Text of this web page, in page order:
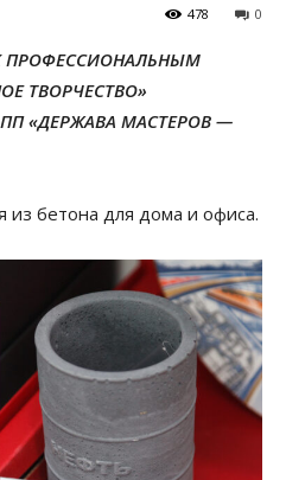
0
478
ПРОФЕССИОНАЛЬНЫМ
ТВОРЧЕСТВО»
«ДЕРЖАВА МАСТЕРОВ —
бетона для дома и офиса.